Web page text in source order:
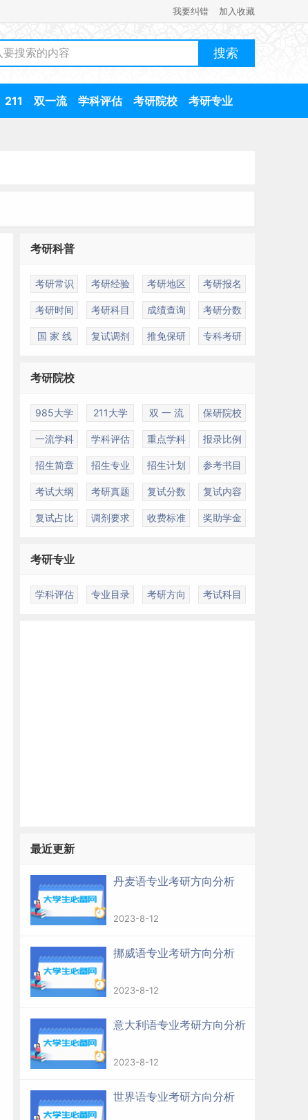
我要纠错 加入收藏
211 双一流 学科评估 考研院校 考研专业
考研科普
考研常识 考研经验 考研地区 考研报名
考研时间 考研科目 成绩查询 考研分数
国 家 线 复试调剂 推免保研 专科考研
考研院校
985大学 211大学 双 一 流 保研院校
一流学科 学科评估 重点学科 报录比例
招生简章 招生专业 招生计划 参考书目
考试大纲 考研真题 复试分数 复试内容
复试占比 调剂要求 收费标准 奖助学金
考研专业
学科评估 专业目录 考研方向 考试科目
最近更新
丹麦语专业考研方向分析
2023-8-12
挪威语专业考研方向分析
2023-8-12
意大利语专业考研方向分析
2023-8-12
世界语专业考研方向分析